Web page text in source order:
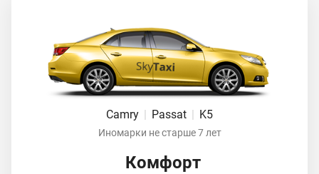
Camry Passat K5
Иномарки не старше 7 лет
Комфорт